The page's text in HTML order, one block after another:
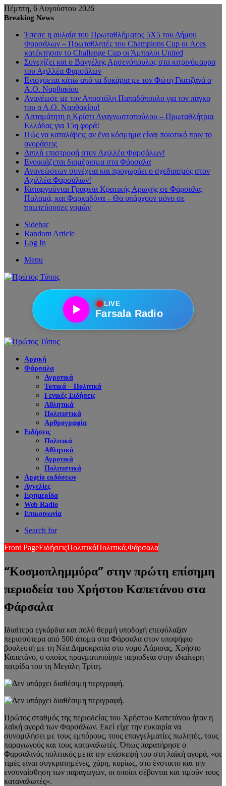
Πέμπτη, 6 Αυγούστου 2026
Breaking News
Έπεσε η αυλαία του Πρωταθλήματος 5Χ5 του Δήμου
Φαρσάλων – Πρωταθλητές του Champions Cup οι Aces
κατέκτησαν το Challenge Cup οι Άμπαλοι United
Συνεχίζει και ο Βαγγέλης Αρσενόπουλος στα κιτρινόμαυρα
του Αχιλλέα Φαρσάλων
Ενισχύεται κάτω από τα δοκάρια με τον Φώτη Γκατζανά ο
Α.Ο. Ναρθακίου
Ανανέωσε με τον Αποστόλη Παπαδόπουλο για τον πάγκο
του ο Α.Ο. Ναρθακίου!
Ασταμάτητη η Κρίστι Αναγνωστοπούλου – Πρωταθλήτρια
Ελλάδας για 15η φορά!
Πώς να καταλάβεις αν ένα κόσμημα είναι ποιοτικό πριν το
αγοράσεις
Διπλή επιστροφή στον Αχιλλέα Φαρσάλων!
Ενοικιάζεται διαμέρισμα στα Φάρσαλα
Ανανεώσεων συνέχεια και προχωράει ο σχεδιασμός στον
Αχιλλέα Φαρσάλων!
Καταργούνται Γραφεία Κρατικής Αρωγής σε Φάρσαλα,
Παλαμά, και Φαρκαδόνα – Θα υπάρχουν μόνο σε
πρωτεύουσες νομών
Sidebar
Random Article
Log In
Menu
●LIVE
Farsala Radio
Αρχική
Φάρσαλα
Αγροτικά
Τοπικά – Πολιτικά
Γενικές Ειδήσεις
Αθλητικά
Πολιτιστικά
Αρθρογραφία
Ειδήσεις
Πολιτικά
Αθλητικά
Αγροτικά
Πολιτιστικά
Αρχείο εκδόσεων
Αγγελίες
Εφημερίδα
Web Radio
Επικοινωνία
Search for
Front PageΕιδήσειςΠολιτικάΠολιτικά,Φάρσαλα
“Κοσμοπλημμύρα” στην πρώτη επίσημη
περιοδεία του Χρήστου Καπετάνου στα
Φάρσαλα
Ιδιαίτερα εγκάρδια και πολύ θερμή υποδοχή επεφύλαξαν
περισσότερα από 500 άτομα στα Φάρσαλα στον υποψήφιο
βουλευτή με τη Νέα Δημοκρατία στο νομό Λάρισας, Χρήστο
Καπετάνο, ο οποίος πραγματοποίησε περιοδεία στην ιδιαίτερη
πατρίδα του τη Μεγάλη Τρίτη.
Πρώτος σταθμός της περιοδείας του Χρήστου Καπετάνου ήταν η
λαϊκή αγορά των Φαρσάλων. Εκεί είχε την ευκαιρία να
συνομιλήσει με τους εμπόρους, τους επαγγελματίες πωλητές, τους
παραγωγούς και τους καταναλωτές. Όπως παρατήρησε ο
Φαρσαλινός πολιτικός μετά την επίσκεψή του στη λαϊκή αγορά, «οι
τιμές είναι συγκρατημένες, χάρη, κυρίως, στο ένστικτο και την
ενσυναίσθηση των παραγωγών, οι οποίοι σέβονται και τιμούν τους
καταναλωτές».